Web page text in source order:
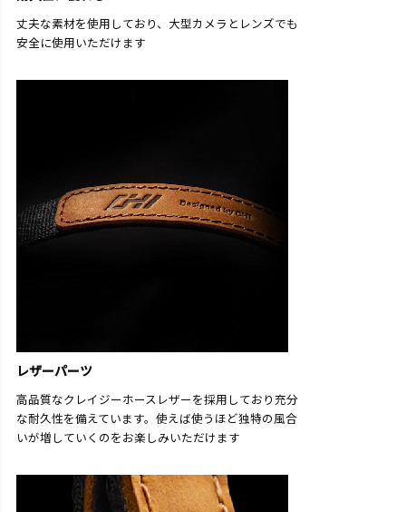
丈夫な素材を使用しており、大型カメラとレンズでも
安全に使用いただけます
レザーパーツ
高品質なクレイジーホースレザーを採用しており充分
な耐久性を備えています。使えば使うほど独特の風合
いが増していくのをお楽しみいただけます